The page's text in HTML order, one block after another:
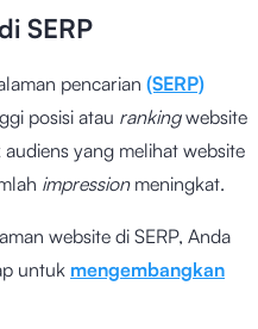
SERP
pencarian (SERP)
posisi atau rankingwebsite
audiens yang melihat website
impressionmeningkat.
website di SERP, Anda
untuk mengembangkan